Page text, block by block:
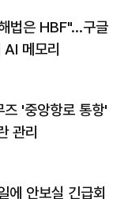
법은 HBF"…구글
메모리
즈 '중앙항로 통항'
관리
에 안보실 긴급회